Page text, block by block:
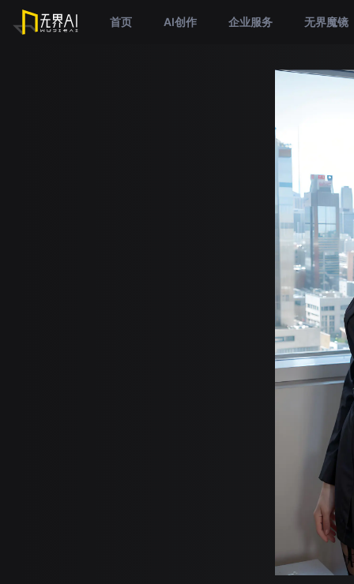
首页 AI创作 企业服务 无界魔镜